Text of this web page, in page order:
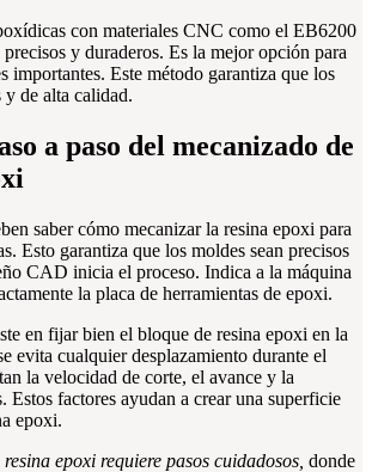
con materiales CNC como el EB6200
y duraderos. Es la mejor opción para
importantes. Este método garantiza que los
y de alta calidad.
a paso del mecanizado de
saber cómo mecanizar la resina epoxi para
Esto garantiza que los moldes sean precisos
CAD inicia el proceso. Indica a la máquina
la placa de herramientas de epoxi.
en fijar bien el bloque de resina epoxi en la
evita cualquier desplazamiento durante el
la velocidad de corte, el avance y la
Estos factores ayudan a crear una superficie
epoxi.
epoxi requiere pasos cuidadosos, donde